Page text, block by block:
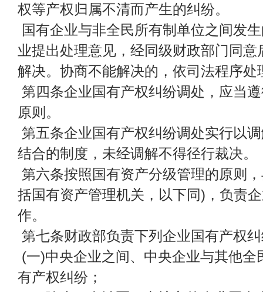
权等产权归属不清而产生的纠纷。
国有企业与非全民所有制单位之间发
业提出处理意见，经同级财政部门同
解决。协商不能解决的，依司法程序处
第四条企业国有产权纠纷调处，应当
原则。
第五条企业国有产权纠纷调处实行以
结合的制度，未经调解不得径行裁决。
第六条按照国有资产分级管理的原则
括国有资产管理机关，以下同)，负责
作。
第七条财政部负责下列企业国有产权
(一)中央企业之间、中央企业与其他全
有产权纠纷；